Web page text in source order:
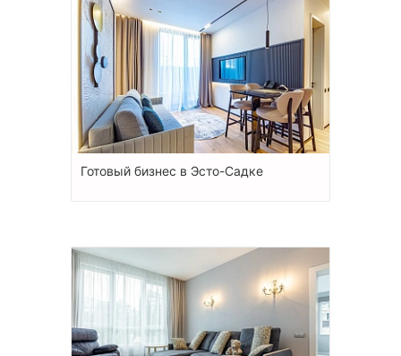
Готовый бизнес в Эсто-Садке